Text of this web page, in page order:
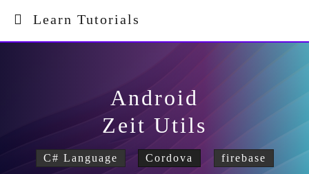
Learn Tutorials
Android
Zeit Utils
C# Language Cordova firebase